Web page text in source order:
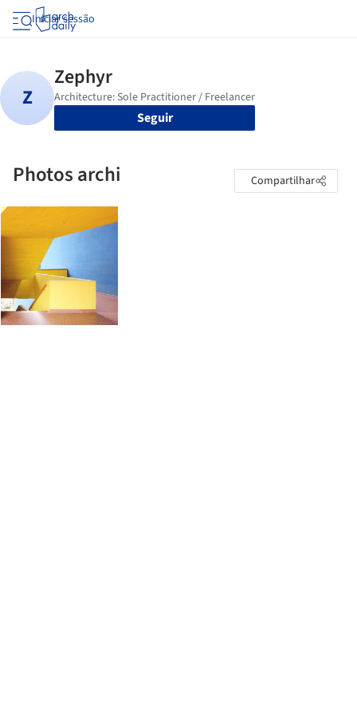
Iniciar sessão
Seguir
Photos archi Compartilhar